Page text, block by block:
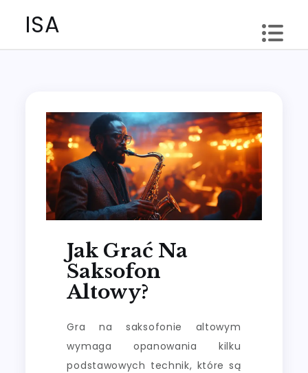
ISA
Jak Grać Na
Saksofon
Altowy?
Gra na saksofonie altowym
wymaga opanowania kilku
podstawowych technik, które są